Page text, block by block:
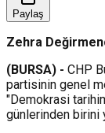
Paylaş
Zehra
(BURSA) - CHP
partisinin genel
"Demokrasi
günlerinden birini